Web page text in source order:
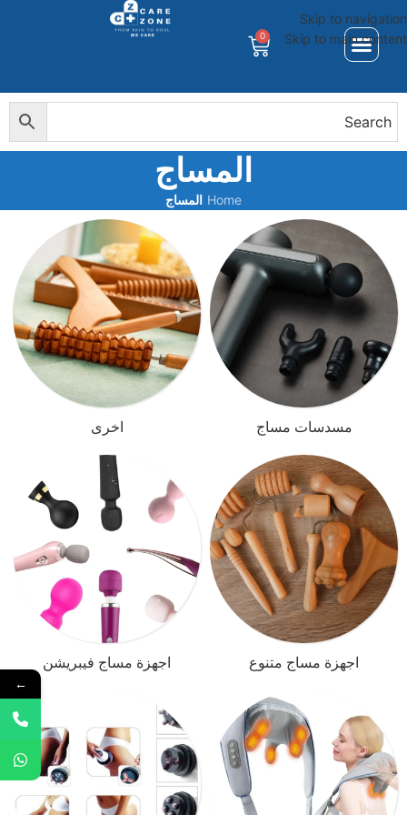
Skip to navigation
Skip to main content
0
المساج
Home المساج
مسدسات مساج اخرى
اجهزة مساج متنوع اجهزة مساج فيبريشن
←